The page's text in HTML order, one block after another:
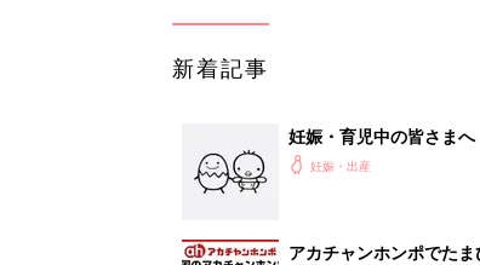
新着記事
妊娠・育児中の皆さま
妊娠・出産
アカチャンホンポでた